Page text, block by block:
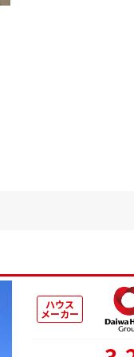
ハウス
メーカー